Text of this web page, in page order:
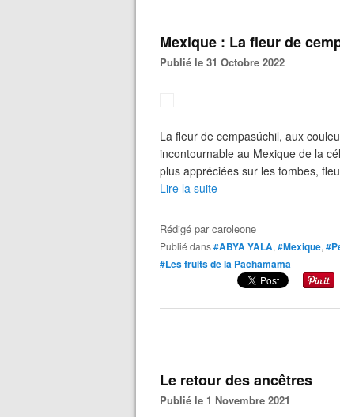
Mexique : La fleur de
Publié le 31 Octobre 2022
La fleur de cempasúchil, aux
incontournable au Mexique de la
plus appréciées sur les tombes,
Lire la suite
Rédigé parcaroleone
Publié dans#ABYA YALA, #Mexique,
#Les fruits de la Pachamama
Le retour des ancêtres
Publié le 1 Novembre 2021